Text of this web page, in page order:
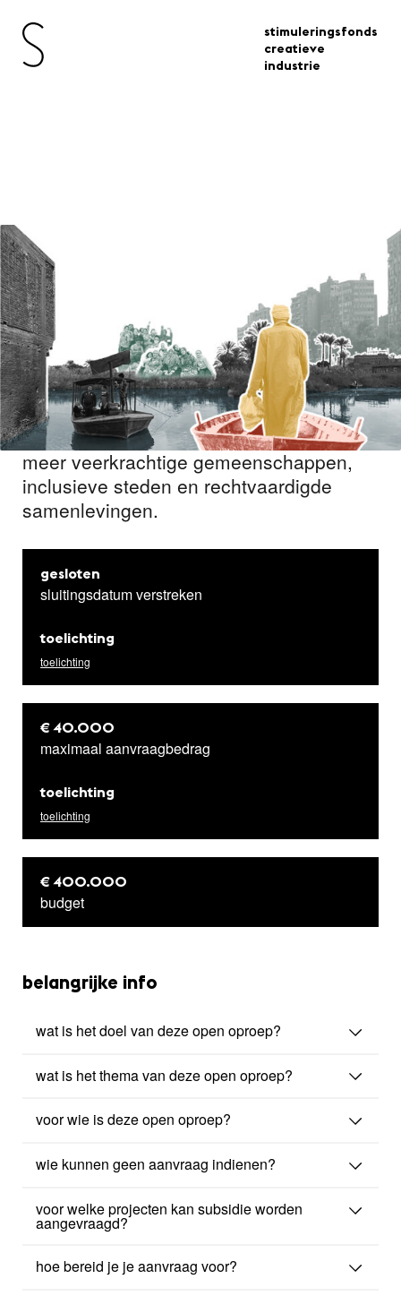
stimuleringsfonds
creatieve
industrie
subsidies
Voor ontwerpers en collectieven
gevestigd in Nederland die – in
samenwerking met een (of meerdere)
buitenlandse partner(s) in landen in
Afrika – ontwerp willen inzetten voor
meer veerkrachtige gemeenschappen,
inclusieve steden en rechtvaardigde
samenlevingen.
gesloten
sluitingsdatum verstreken
toelichting
toelichting
€ 40.000
maximaal aanvraagbedrag
toelichting
toelichting
€ 400.000
budget
belangrijke info
wat is het doel van deze open oproep?
wat is het thema van deze open oproep?
voor wie is deze open oproep?
wie kunnen geen aanvraag indienen?
voor welke projecten kan subsidie worden
aangevraagd?
hoe bereid je je aanvraag voor?